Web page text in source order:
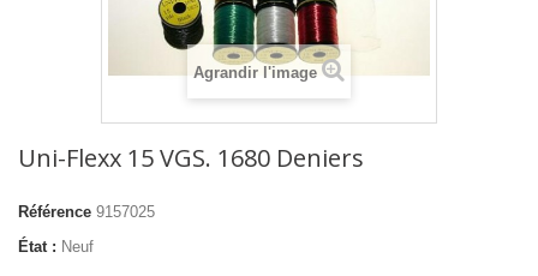
Agrandir l'image
Uni-Flexx 15 VGS. 1680 Deniers
Référence 9157025
État : Neuf